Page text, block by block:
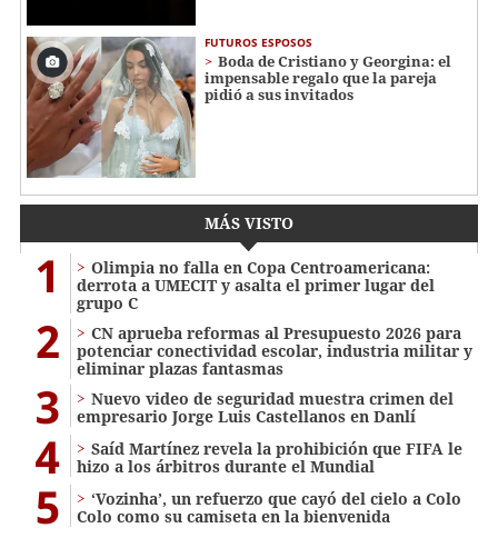
FUTUROS ESPOSOS
Boda de Cristiano y Georgina: el
impensable regalo que la pareja
pidió a sus invitados
MÁS VISTO
1
Olimpia no falla en Copa Centroamericana:
derrota a UMECIT y asalta el primer lugar del
grupo C
2
CN aprueba reformas al Presupuesto 2026 para
potenciar conectividad escolar, industria militar y
eliminar plazas fantasmas
3
Nuevo video de seguridad muestra crimen del
empresario Jorge Luis Castellanos en Danlí
4
Saíd Martínez revela la prohibición que FIFA le
hizo a los árbitros durante el Mundial
5
‘Vozinha’, un refuerzo que cayó del cielo a Colo
Colo como su camiseta en la bienvenida